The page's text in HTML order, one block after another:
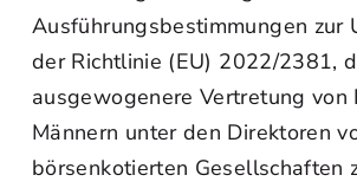
Ausführungsbestimmungen zur
der Richtlinie (EU) 2022/2381,
ausgewogenere Vertretung von
Männern unter den Direktoren
börsenkotierten Gesellschaften